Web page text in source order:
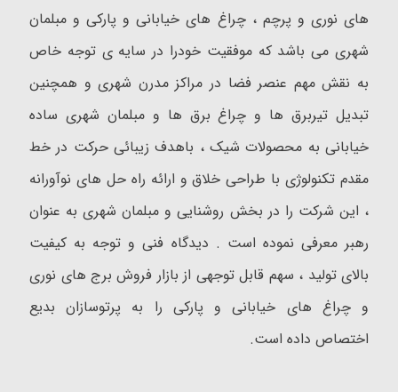
های نوری و پرچم ، چراغ های خیابانی و پارکی و مبلمان
شهری می باشد که موفقیت خودرا در سایه ی توجه خاص
به نقش مهم عنصر فضا در مراکز مدرن شهری و همچنین
تبدیل تیربرق ها و چراغ برق ها و مبلمان شهری ساده
خیابانی به محصولات شیک ، باهدف زیبائی حرکت در خط
مقدم تکنولوژی با طراحی خلاق و ارائه راه حل های نوآورانه
، این شرکت را در بخش روشنایی و مبلمان شهری به عنوان
رهبر معرفی نموده است . دیدگاه فنی و توجه به کیفیت
بالای تولید ، سهم قابل توجهی از بازار فروش برج های نوری
و چراغ های خیابانی و پارکی را به پرتوسازان بدیع
اختصاص داده است.